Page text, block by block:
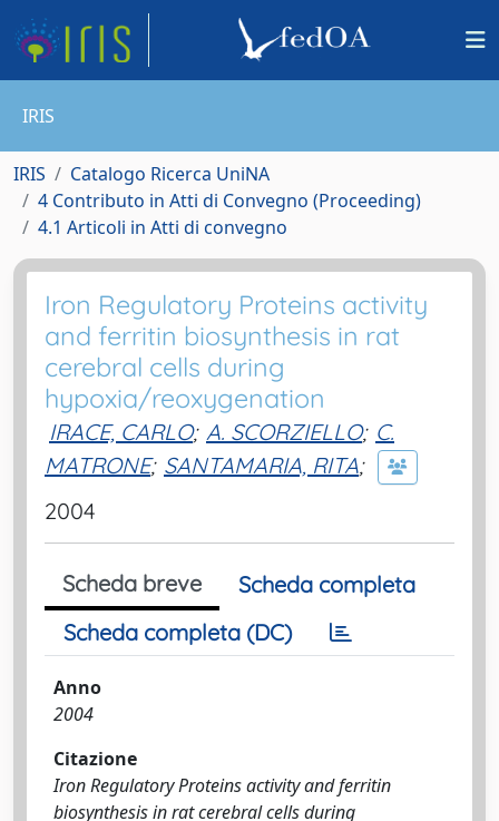
IRIS
IRIS
Catalogo Ricerca UniNA
4 Contributo in Atti di Convegno (Proceeding)
4.1 Articoli in Atti di convegno
Iron Regulatory Proteins activity
and ferritin biosynthesis in rat
cerebral cells during
hypoxia/reoxygenation
IRACE, CARLO; A. SCORZIELLO; C.
MATRONE; SANTAMARIA, RITA;
2004
Scheda breve
Scheda completa
Scheda completa (DC)
Anno
2004
Citazione
Iron Regulatory Proteins activity and ferritin
biosynthesis in rat cerebral cells during